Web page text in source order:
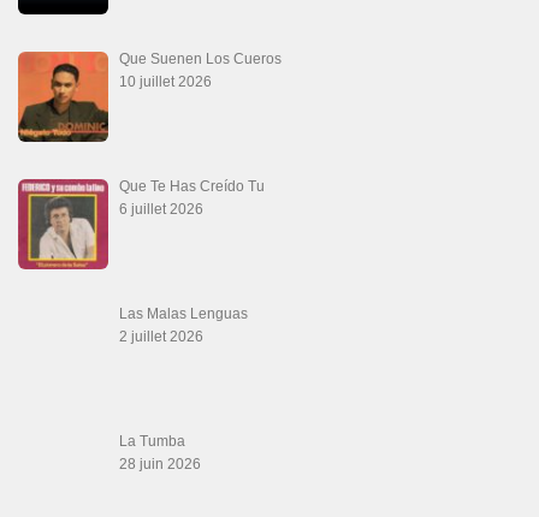
Que Suenen Los Cueros
10 juillet 2026
Que Te Has Creído Tu
6 juillet 2026
Las Malas Lenguas
2 juillet 2026
La Tumba
28 juin 2026